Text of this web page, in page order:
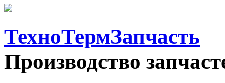
ТехноТермЗапчасть
Производство